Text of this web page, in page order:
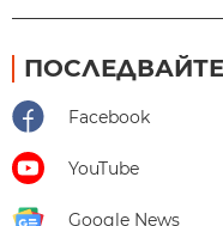
Facebook
YouTube
Google News